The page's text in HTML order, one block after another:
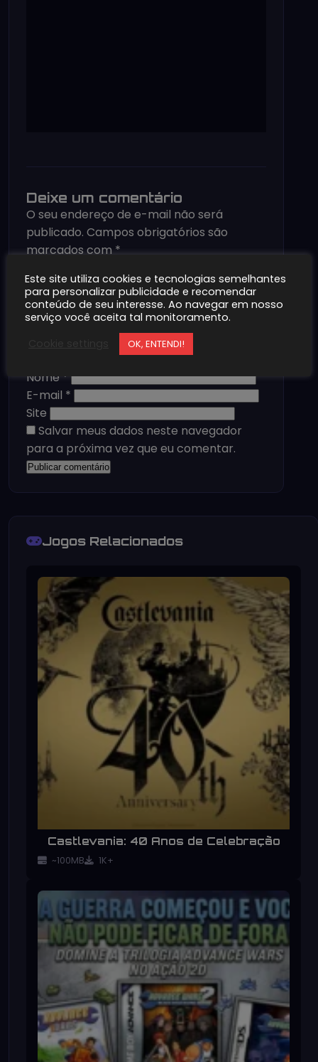
Deixe um comentário
O seu endereço de e-mail não será
publicado. Campos obrigatórios são
marcados com*
Nome *
E-mail *
Site
Salvar meus dados neste navegador
para a próxima vez que eu comentar.
Jogos Relacionados
Castlevania: 40 Anos de Celebração
~100MB 1K+
Este site utiliza cookies e tecnologias semelhantes
para personalizar publicidade e recomendar
conteúdo de seu interesse. Ao navegar em nosso
serviço você aceita tal monitoramento.
OK, ENTENDI!